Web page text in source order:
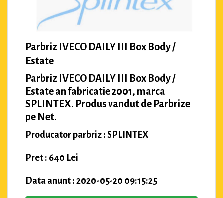
Parbriz IVECO DAILY III Box Body /
Estate
Parbriz IVECO DAILY III Box Body /
Estate an fabricatie 2001, marca
SPLINTEX. Produs vandut de Parbrize
pe Net.
Producator parbriz : SPLINTEX
Pret : 640 Lei
Data anunt : 2020-05-20 09:15:25